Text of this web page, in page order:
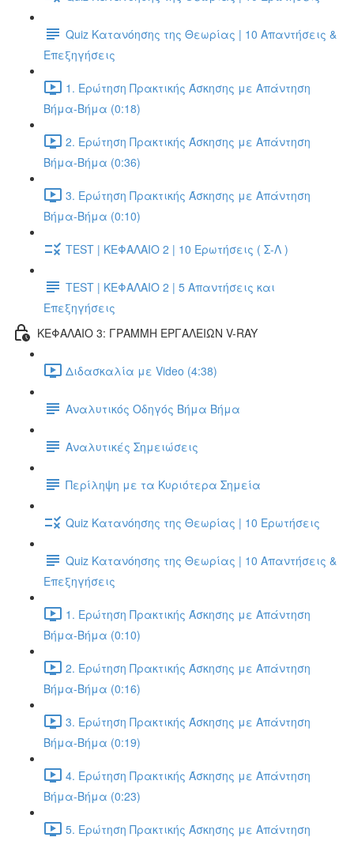
Quiz Κατανόησης της Θεωρίας | 10 Απαντήσεις &
Επεξηγήσεις
1. Ερώτηση Πρακτικής Άσκησης με Απάντηση
Βήμα-Βήμα (0:18)
2. Ερώτηση Πρακτικής Άσκησης με Απάντηση
Βήμα-Βήμα (0:36)
3. Ερώτηση Πρακτικής Άσκησης με Απάντηση
Βήμα-Βήμα (0:10)
TEST | ΚΕΦΑΛΑΙΟ 2 | 10 Ερωτήσεις ( Σ-Λ )
TEST | ΚΕΦΑΛΑΙΟ 2 | 5 Απαντήσεις και
Επεξηγήσεις
ΚΕΦΑΛΑΙΟ 3: ΓΡΑΜΜΗ ΕΡΓΑΛΕΙΩΝ V-RAY
Διδασκαλία με Video (4:38)
Αναλυτικός Οδηγός Βήμα Βήμα
Αναλυτικές Σημειώσεις
Περίληψη με τα Κυριότερα Σημεία
Quiz Κατανόησης της Θεωρίας | 10 Ερωτήσεις
Quiz Κατανόησης της Θεωρίας | 10 Απαντήσεις &
Επεξηγήσεις
1. Ερώτηση Πρακτικής Άσκησης με Απάντηση
Βήμα-Βήμα (0:10)
2. Ερώτηση Πρακτικής Άσκησης με Απάντηση
Βήμα-Βήμα (0:16)
3. Ερώτηση Πρακτικής Άσκησης με Απάντηση
Βήμα-Βήμα (0:19)
4. Ερώτηση Πρακτικής Άσκησης με Απάντηση
Βήμα-Βήμα (0:23)
5. Ερώτηση Πρακτικής Άσκησης με Απάντηση